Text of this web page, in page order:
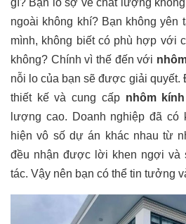
gì? Bạn lo sợ về chất lượng
ngoài không khí? Bạn không yên
mình, không biết có phù hợp với
không? Chính vì thế đến với
nỗi lo của bạn sẽ được giải quyết.
thiết kế và cung cấp nhôm
lượng cao. Doanh nghiệp đã có
hiện vô số dự án khác nhau từ
đều nhận được lời khen ngợi và
tác. Vậy nên bạn có thể tin tưởng